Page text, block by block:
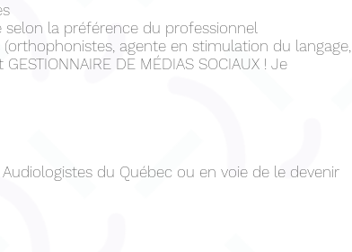
la préférence du professionnel
(orthophonistes, agente en stimulation du langage,
DE MÉDIAS SOCIAUX ! Je
du Québec ou en voie de le devenir